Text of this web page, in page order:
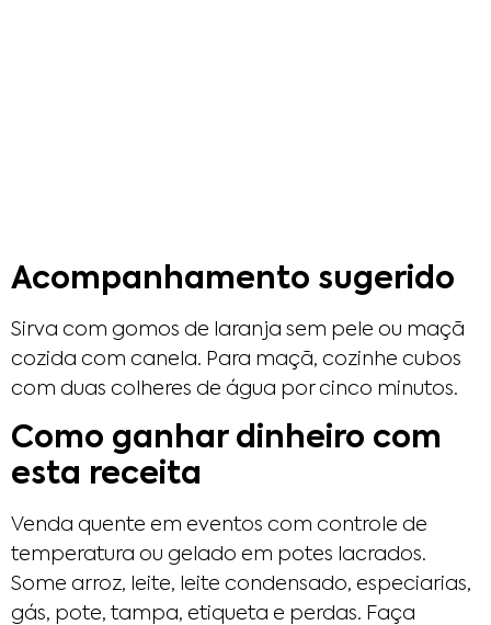
Acompanhamento sugerido
Sirva com gomos de laranja sem pele ou maçã
cozida com canela. Para maçã, cozinhe cubos
com duas colheres de água por cinco minutos.
Como ganhar dinheiro com
esta receita
Venda quente em eventos com controle de
temperatura ou gelado em potes lacrados.
Some arroz, leite, leite condensado, especiarias,
gás, pote, tampa, etiqueta e perdas. Faça